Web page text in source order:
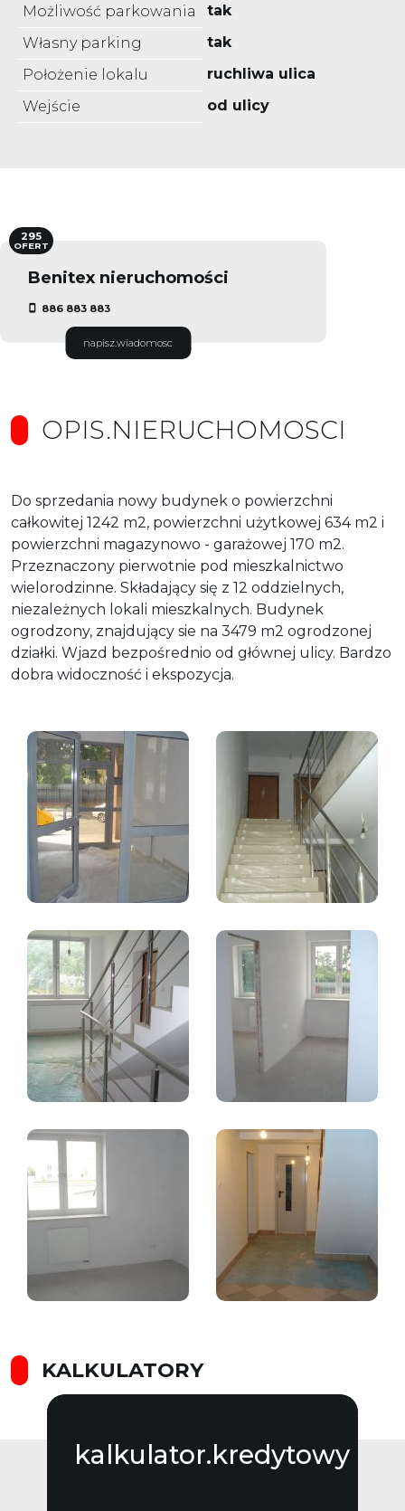
Możliwość parkowania
tak
Własny parking
tak
Położenie lokalu
ruchliwa ulica
Wejście
od ulicy
Benitex nieruchomości
886 883 883
napisz.wiadomosc
295
OFERT
OPIS.NIERUCHOMOSCI
Do sprzedania nowy budynek o powierzchni
całkowitej 1242 m2, powierzchni użytkowej 634 m2 i
powierzchni magazynowo - garażowej 170 m2.
Przeznaczony pierwotnie pod mieszkalnictwo
wielorodzinne. Składający się z 12 oddzielnych,
niezależnych lokali mieszkalnych. Budynek
ogrodzony, znajdujący sie na 3479 m2 ogrodzonej
działki. Wjazd bezpośrednio od głównej ulicy. Bardzo
dobra widoczność i ekspozycja.
KALKULATORY
kalkulator.kredytowy